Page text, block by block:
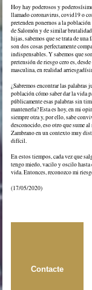
Hoy hay poderosos y
llamado coronavirus, covid19 o
pretenden ponernos a la
de Salomón y de similar
hijas, sabemos que se trata de
son dos cosas perfectamente
indispensables. Y sabemos que
pretensión de riesgo cero es,
masculina, en realidad
¿Sabremos encontrar las palabras
población cómo saber dar la vida
públicamente esas palabras sin
mantenerla? Esta es hoy, en mi
siempre otra y, por ello, sabe
desconocido, eso otro que sume
Zambrano en un contexto muy
difícil.
En estos tiempos, cada vez que
tengo miedo, vacilo y oscilo hasta
vida. Entonces, reconozco mi
(17/05/2020)
Contacte